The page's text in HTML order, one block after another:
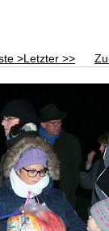
>Letzter >>